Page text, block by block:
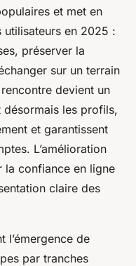
et met en
utilisateurs en 2025 :
préserver la
sur un terrain
devient un
désormais les profils,
et garantissent
L’amélioration
la confiance en ligne
claire des
l’émergence de
par tranches